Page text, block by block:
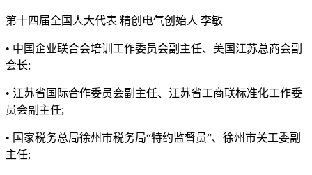
第十四届全国人大代表 精创电气创始人 李敏
• 中国企业联合会培训工作委员会副主任、美国江苏总商会副
会长;
• 江苏省国际合作委员会副主任、江苏省工商联标准化工作委
员会副主任;
• 国家税务总局徐州市税务局“特约监督员”、徐州市关工委副
主任;